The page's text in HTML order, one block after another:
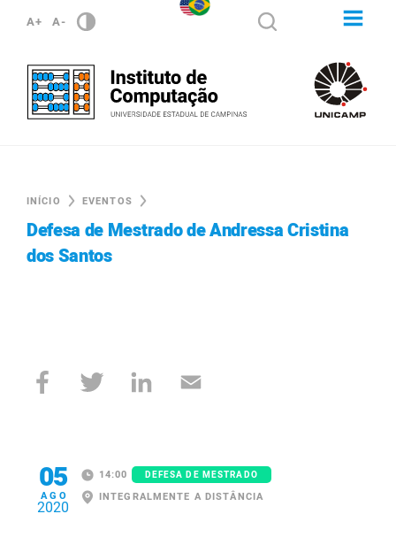
A+ A-
INÍCIO EVENTOS
Defesa de Mestrado de Andressa Cristina
dos Santos
05
AGO
2020
14:00 DEFESA DE MESTRADO
INTEGRALMENTE A DISTÂNCIA